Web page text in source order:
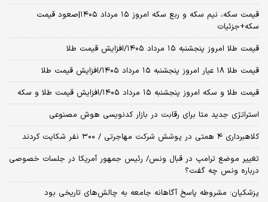
قیمت سکه، نیم سکه و ربع سکه امروز ۱۵ مرداد ۱۴۰۵|صعود قیمت
سکه+جزئیات
قیمت طلا امروز پنجشنبه ۱۵ مرداد ۱۴۰۵/افزایش قیمت طلا
قیمت طلا ۱۸ عیار امروز پنجشنبه ۱۵ مرداد ۱۴۰۵/افزایش قیمت طلا
قیمت طلا و سکه امروز پنجشنبه ۱۵ مرداد ۱۴۰۵/افزایش قیمت طلا و سکه
استراتژی جدید متا برای رقابت در بازار کدنویسی هوش مصنوعی
کلاهبرداری ۴ همتی در پوشش شرکت مهاجرتی / ۳۰۰ نفر شکایت کردند
تغییر موضع ترامپ در قبال ونس/ رئیس جمهور آمریکا در جلسات خصوصی
درباره ونس چه گفت؟
پزشکیان: مشروطه پاسخ آگاهانه جامعه به چالش‌های تاریخی بود